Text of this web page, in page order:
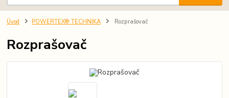
Úvod POWERTEX® TECHNIKA Rozprašovač
Rozprašovač